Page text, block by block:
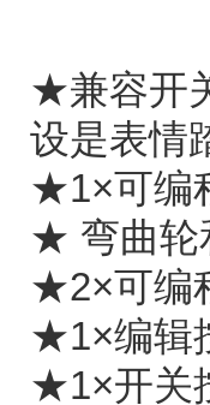
★兼容开
设是表情
★1×可编
★ 弯曲轮
★2×可编
★1×编辑
★1×开关